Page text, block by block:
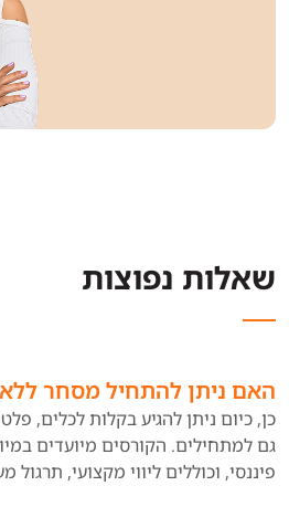
שאלות נפוצות
האם ניתן להתחיל מסחר ללא
כן, כיום ניתן להגיע בקלות לכלים,
גם למתחילים. הקורסים מיועדים
פיננסי, וכוללים ליווי מקצועי,